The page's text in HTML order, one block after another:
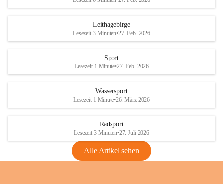
S
Maßnahmen zur Bekämpfung
Rebe und der Amerikanischen
Anhang VBl. EU Nr. 18
1 Seite•1,4 MB
VBl. EU Nr. 18_2026
S
Leithagebirge
Lesezeit 3 Minuten•27. Feb. 2026
Sport
Lesezeit 1 Minute•27. Feb. 2026
Wassersport
Lesezeit 1 Minute•26. März 2026
Radsport
Lesezeit 3 Minuten•27. Juli 2026
Alle Artikel sehen